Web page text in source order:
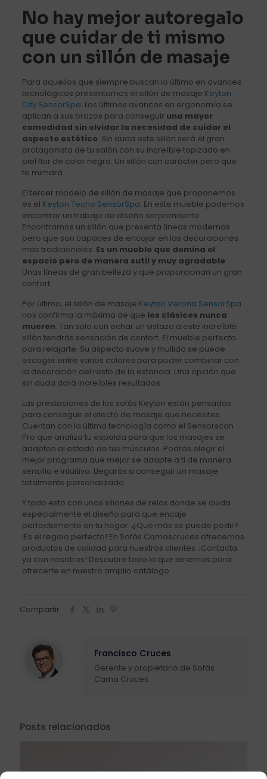
No hay mejor autoregalo
que cuidar de ti mismo
con un sillón de masaje
Para aquellos que siempre buscan lo último en avances
tecnológicos presentamos el sillón de masaje Keyton
City SensorSpa. Los últimos avances en ergonomía se
aplican a sus brazos para conseguir una mayor
comodidad sin olvidar la necesidad de cuidar el
aspecto estético. Sin duda este sillón será el gran
protagonista de tu salón con su increíble tapizado en
piel flor de color negro. Un sillón con carácter pero que
te mimará.
El tercer modelo de sillón de masaje que proponemos
es el Keyton Tecno SensorSpa. En este mueble podemos
encontrar un trabajo de diseño sorprendente.
Encontramos un sillón que presenta líneas modernas
pero que son capaces de encajar en las decoraciones
más tradicionales. Es un mueble que domina el
espacio pero de manera sutil y muy agradable.
Unas líneas de gran belleza y que proporcionan un gran
confort.
Por último, el sillón de masaje Keyton Verona SensorSpa
nos confirma la máxima de que los clásicos nunca
mueren. Tan solo con echar un vistazo a este increíble
sillón tendrás sensación de confort. El mueble perfecto
para relajarte. Su aspecto suave y mullido se puede
escoger entre varios colores para poder combinar con
la decoración del resto de la estancia. Una opción que
sin duda dará increíbles resultados.
Las prestaciones de los sofás Keyton están pensadas
para conseguir el efecto de masaje que necesites.
Cuentan con la última tecnología como el Sensorscan
Pro que analiza tu espalda para que los masajes se
adapten al estado de tus músculos. Podrás elegir el
mejor programa que mejor se adapte a ti de manera
sencilla e intuitiva. Llegarás a conseguir un masaje
totalmente personalizado.
Y todo esto con unos sillones de relax donde se cuida
especialmente el diseño para que encaje
perfectamente en tu hogar. ¿Qué más se puede pedir?
¡Es el regalo perfecto! En Sofás Camascruces ofrecemos
productos de calidad para nuestros clientes. ¡Contacta
ya con nosotros! Descubre todo lo que tenemos para
ofrecerte en nuestro amplio catálogo.
Compartir
Francisco Cruces
Gerente y propietario de Sofás
Cama Cruces.
Posts relacionados